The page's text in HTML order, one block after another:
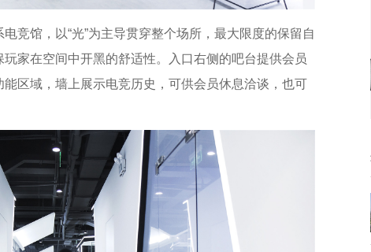
竞馆，以“光”为主导贯穿整个场所，最大限度的保留自
家在空间中开黑的舒适性。入口右侧的吧台提供会员
区域，墙上展示电竞历史，可供会员休息洽谈，也可